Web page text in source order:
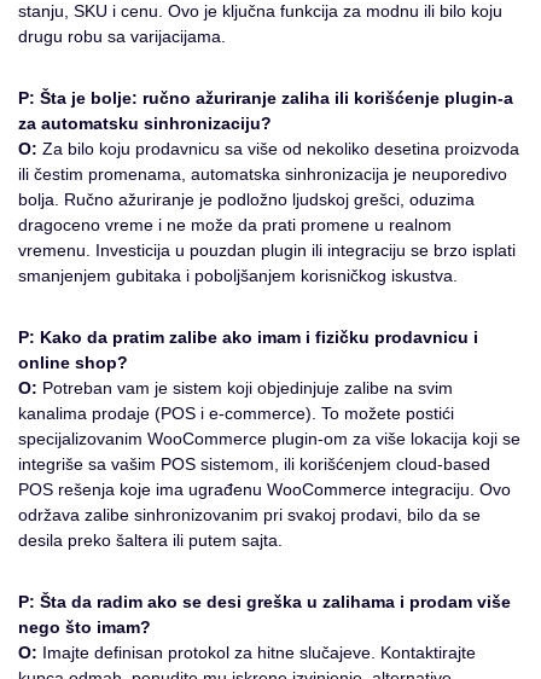
stanju, SKU i cenu. Ovo je ključna funkcija za modnu ili bilo koju
drugu robu sa varijacijama.
P: Šta je bolje: ručno ažuriranje zaliha ili korišćenje plugin-a
za automatsku sinhronizaciju?
O: Za bilo koju prodavnicu sa više od nekoliko desetina proizvoda
ili čestim promenama, automatska sinhronizacija je neuporedivo
bolja. Ručno ažuriranje je podložno ljudskoj grešci, oduzima
dragoceno vreme i ne može da prati promene u realnom
vremenu. Investicija u pouzdan plugin ili integraciju se brzo isplati
smanjenjem gubitaka i poboljšanjem korisničkog iskustva.
P: Kako da pratim zalibe ako imam i fizičku prodavnicu i
online shop?
O: Potreban vam je sistem koji objedinjuje zalibe na svim
kanalima prodaje (POS i e-commerce). To možete postići
specijalizovanim WooCommerce plugin-om za više lokacija koji se
integriše sa vašim POS sistemom, ili korišćenjem cloud-based
POS rešenja koje ima ugrađenu WooCommerce integraciju. Ovo
održava zalibe sinhronizovanim pri svakoj prodavi, bilo da se
desila preko šaltera ili putem sajta.
P: Šta da radim ako se desi greška u zalihama i prodam više
nego što imam?
O: Imajte definisan protokol za hitne slučajeve. Kontaktirajte